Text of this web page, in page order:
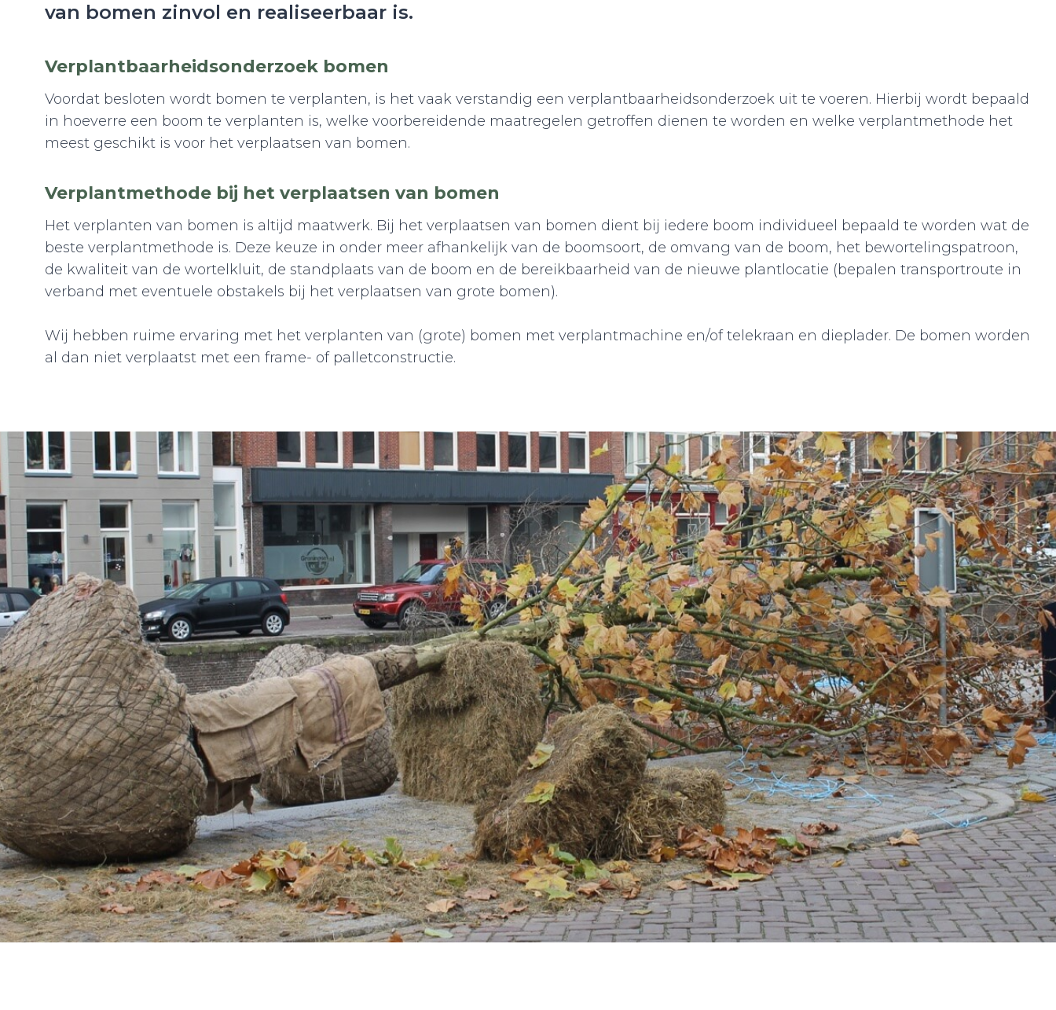
van bomen zinvol en realiseerbaar is.
Verplantbaarheidsonderzoek bomen
Voordat besloten wordt bomen te verplanten, is het vaak verstandig een verplantbaarheidsonderzoek uit te voeren. Hierbij wordt bepaald
in hoeverre een boom te verplanten is, welke voorbereidende maatregelen getroffen dienen te worden en welke verplantmethode het
meest geschikt is voor het verplaatsen van bomen.
Verplantmethode bij het verplaatsen van bomen
Het verplanten van bomen is altijd maatwerk. Bij het verplaatsen van bomen dient bij iedere boom individueel bepaald te worden wat de
beste verplantmethode is. Deze keuze in onder meer afhankelijk van de boomsoort, de omvang van de boom, het bewortelingspatroon,
de kwaliteit van de wortelkluit, de standplaats van de boom en de bereikbaarheid van de nieuwe plantlocatie (bepalen transportroute in
verband met eventuele obstakels bij het verplaatsen van grote bomen).
Wij hebben ruime ervaring met het verplanten van (grote) bomen met verplantmachine en/of telekraan en dieplader. De bomen worden
al dan niet verplaatst met een frame- of palletconstructie.